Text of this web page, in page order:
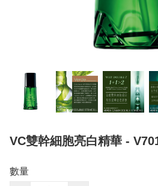
VC雙幹細胞亮白精華 -
數量